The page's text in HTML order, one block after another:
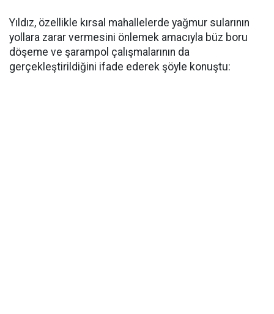
Yıldız, özellikle kırsal mahallelerde yağmur sularının
yollara zarar vermesini önlemek amacıyla büz boru
döşeme ve şarampol çalışmalarının da
gerçekleştirildiğini ifade ederek şöyle konuştu: